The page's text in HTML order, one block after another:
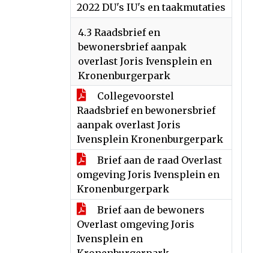
2022 DU's IU's en taakmutaties
4.3 Raadsbrief en
bewonersbrief aanpak
overlast Joris Ivensplein en
Kronenburgerpark
Collegevoorstel
Raadsbrief en bewonersbrief
aanpak overlast Joris
Ivensplein Kronenburgerpark
Brief aan de raad Overlast
omgeving Joris Ivensplein en
Kronenburgerpark
Brief aan de bewoners
Overlast omgeving Joris
Ivensplein en